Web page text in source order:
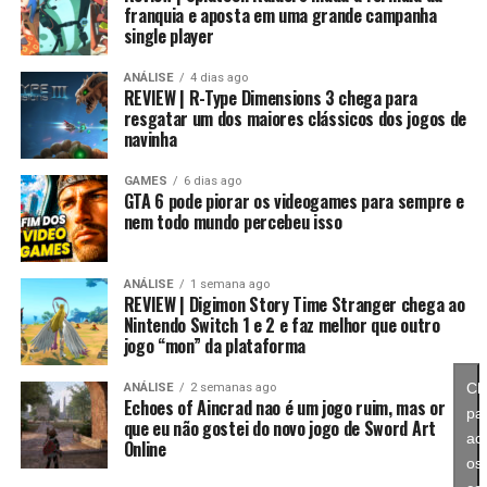
Essa mudança também pode representar um passo
importante para o futuro da franquia. Durante muitos
anos, Splatoon foi visto principalmente como um jogo
competitivo, mas Splatoon Raiders mostra que existe
espaço para expandir esse universo com uma campanha
mais ambiciosa e cheia de conteúdo. Caso a recepção dos
jogadores seja positiva, é bem possível que a Nintendo
continue investindo nesse formato e transforme o modo
história em um dos pilares da série daqui para frente.
No fim das contas, fica a sensação de que Splatoon
Raiders funciona como um grande laboratório para o
futuro da franquia. A Nintendo parece estar testando
novas mecânicas, um mundo mais aberto, sistemas de
progressão e uma campanha muito mais ambiciosa para
entender como os jogadores vão reagir. Se a recepção
for positiva, é bem possível que muitas dessas ideias
franquia e aposta em uma grande campanha
single player
ANÁLISE 4 dias ago
REVIEW | R-Type Dimensions 3 chega para
resgatar um dos maiores clássicos dos jogos de
navinha
GAMES 6 dias ago
GTA 6 pode piorar os videogames para sempre e
nem todo mundo percebeu isso
ANÁLISE 1 semana ago
REVIEW | Digimon Story Time Stranger chega ao
Nintendo Switch 1 e 2 e faz melhor que outro
jogo “mon” da plataforma
ANÁLISE 2 semanas ago
Echoes of Aincrad nao é um jogo ruim, mas or
que eu não gostei do novo jogo de Sword Art
Online
os